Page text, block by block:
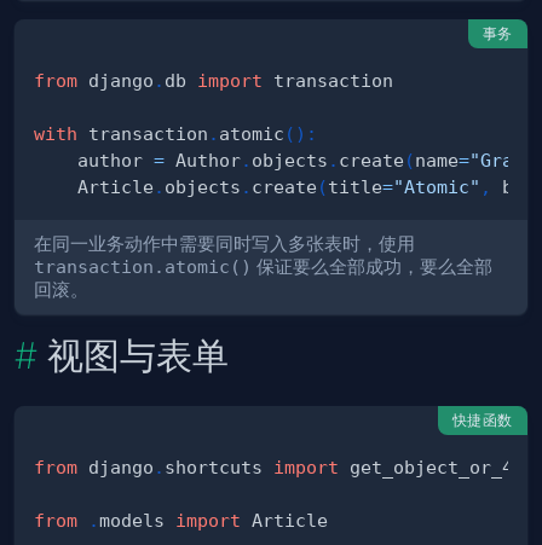
事务
from django . db import
with transaction . atomic ( ) :
    author
= Author. objects . create (name=
    Article
. objects . create (title="Atomic" ,
在同一业务动作中需要同时写入多张表时，使用
transaction.atomic() 保证要么全部成功，要么全部
回滚。
视图与表单
快捷函数
from django . shortcuts import get_object_or_404
from .models import